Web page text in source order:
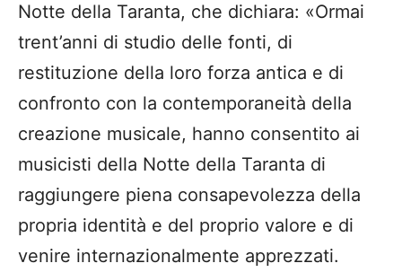
Notte della Taranta, che dichiara: «Ormai
trent’anni di studio delle fonti, di
restituzione della loro forza antica e di
confronto con la contemporaneità della
creazione musicale, hanno consentito ai
musicisti della Notte della Taranta di
raggiungere piena consapevolezza della
propria identità e del proprio valore e di
venire internazionalmente apprezzati.